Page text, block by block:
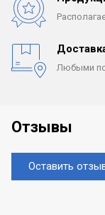
Любыми
Отзывы
Оставить